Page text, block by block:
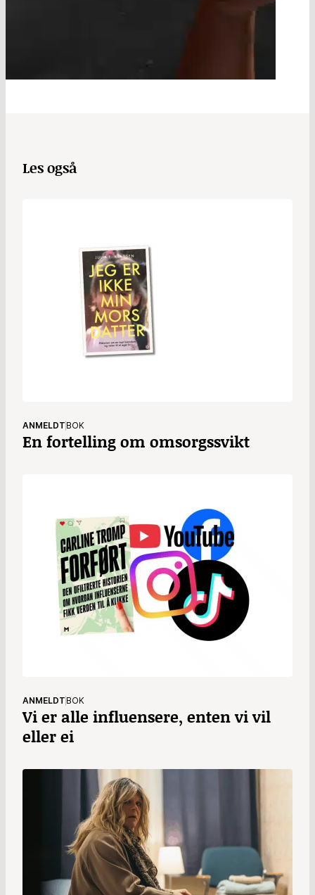
Les også
ANMELDT BOK
En fortelling om omsorgssvikt
ANMELDT BOK
Vi er alle influensere, enten vi vil
eller ei